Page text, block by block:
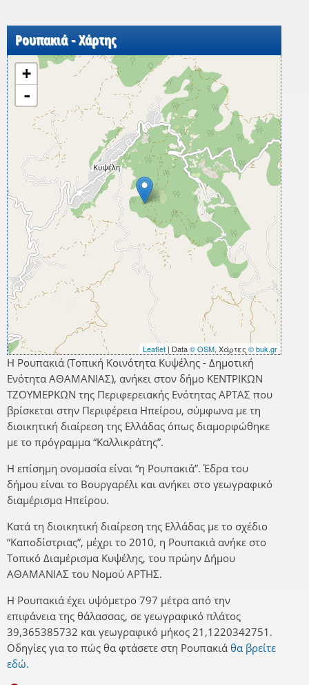
Ρουπακιά - Χάρτης
+
-
Leaflet | Data© OSM, Χάρτες © buk.gr
Η Ρουπακιά (Τοπική Κοινότητα Κυψέλης - Δημοτική
Ενότητα ΑΘΑΜΑΝΙΑΣ), ανήκει στον δήμο ΚΕΝΤΡΙΚΩΝ
ΤΖΟΥΜΕΡΚΩΝ της Περιφερειακής Ενότητας ΑΡΤΑΣ που
βρίσκεται στην Περιφέρεια Ηπείρου, σύμφωνα με τη
διοικητική διαίρεση της Ελλάδας όπως διαμορφώθηκε
με το πρόγραμμα “Καλλικράτης”.
Η επίσημη ονομασία είναι “η Ρουπακιά”. Έδρα του
δήμου είναι το Βουργαρέλι και ανήκει στο γεωγραφικό
διαμέρισμα Ηπείρου.
Κατά τη διοικητική διαίρεση της Ελλάδας με το σχέδιο
“Καποδίστριας”, μέχρι το 2010, η Ρουπακιά ανήκε στο
Τοπικό Διαμέρισμα Κυψέλης, του πρώην Δήμου
ΑΘΑΜΑΝΙΑΣ του Νομού ΑΡΤΗΣ.
Η Ρουπακιά έχει υψόμετρο 797 μέτρα από την
επιφάνεια της θάλασσας, σε γεωγραφικό πλάτος
39,365385732 και γεωγραφικό μήκος 21,1220342751.
Οδηγίες για το πώς θα φτάσετε στη Ρουπακιά θα βρείτε
εδώ.